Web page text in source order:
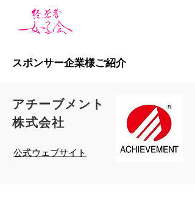
スポンサー企業様ご紹介
​アチーブメント
株式会社
​公式ウェブサイト